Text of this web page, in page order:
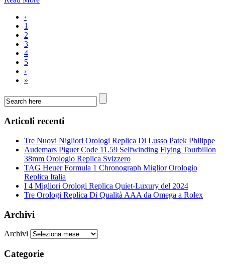
‹
1
2
3
4
5
›
»
Articoli recenti
Tre Nuovi Nigliori Orologi Replica Di Lusso Patek Philippe
Audemars Piguet Code 11.59 Selfwinding Flying Tourbillon
38mm Orologio Replica Svizzero
TAG Heuer Formula 1 Chronograph Miglior Orologio
Replica Italia
I 4 Migliori Orologi Replica Quiet-Luxury del 2024
Tre Orologi Replica Di Qualità AAA da Omega a Rolex
Archivi
Archivi
Categorie